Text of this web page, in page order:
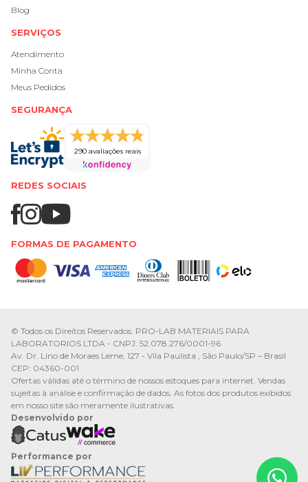
Blog
SERVIÇOS
Atendimento
Minha Conta
Meus Pedidos
SEGURANÇA
290 avaliações reais
REDES SOCIAIS
FORMAS DE PAGAMENTO
© Todos os Direitos Reservados. PRO-LAB MATERIAIS PARA
LABORATORIOS LTDA - CNPJ: 52.078.276/0001-96
Av. Dr. Lino de Moraes Leme, 127 - Vila Paulista , São Paulo/SP – Brasil
CEP: 04360-001
Ofertas válidas até o término de nossos estoques para internet. Vendas
sujeitas à análise e confirmação de dados. As fotos dos produtos exibidos
em nosso site são meramente ilustrativas.
Desenvolvido por
Performance por